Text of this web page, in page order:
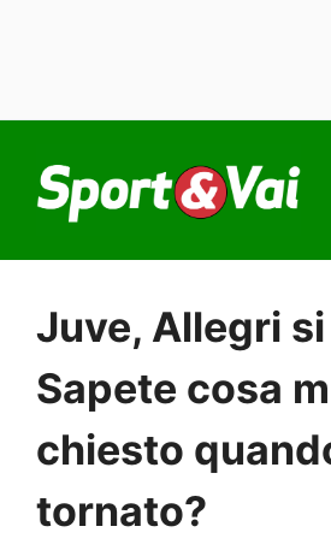
contenuto
Juve, Allegri
Sapete cosa
chiesto
tornato?